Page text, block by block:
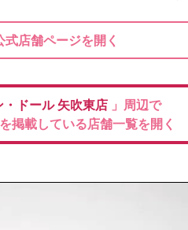
式店舗ページを開く
・ドール矢吹東店 」周辺で
掲載している店舗一覧を開く